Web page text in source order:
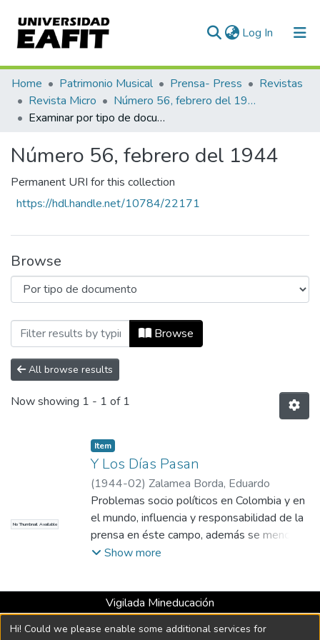
Log In (current)
Communities & Collections
All of DSpace
Home Patrimonio Musical Prensa- Press
Revistas
Revista Micro
Número 56, febrero del 1944
Examinar por tipo de documento
Número 56, febrero del 1944
Permanent URI for this collection
https://hdl.handle.net/10784/22171
Browse
Browsing Número 56, febrero del 1944
Browse
All browse results
Now showing 1 - 1 of 1
No Thumbnail Available
Item
Y Los Días Pasan
(1944-02) Zalamea Borda, Eduardo
Problemas socio políticos en Colombia y en
el mundo, influencia y responsabilidad de la
prensa en éste campo, además se menciona
la presentación de la obra pictórica del
Show more
Vigilada Mineducación
Universidad con Acreditación Institucional hasta 2026 -
Hi! Could we please enable some additional services for